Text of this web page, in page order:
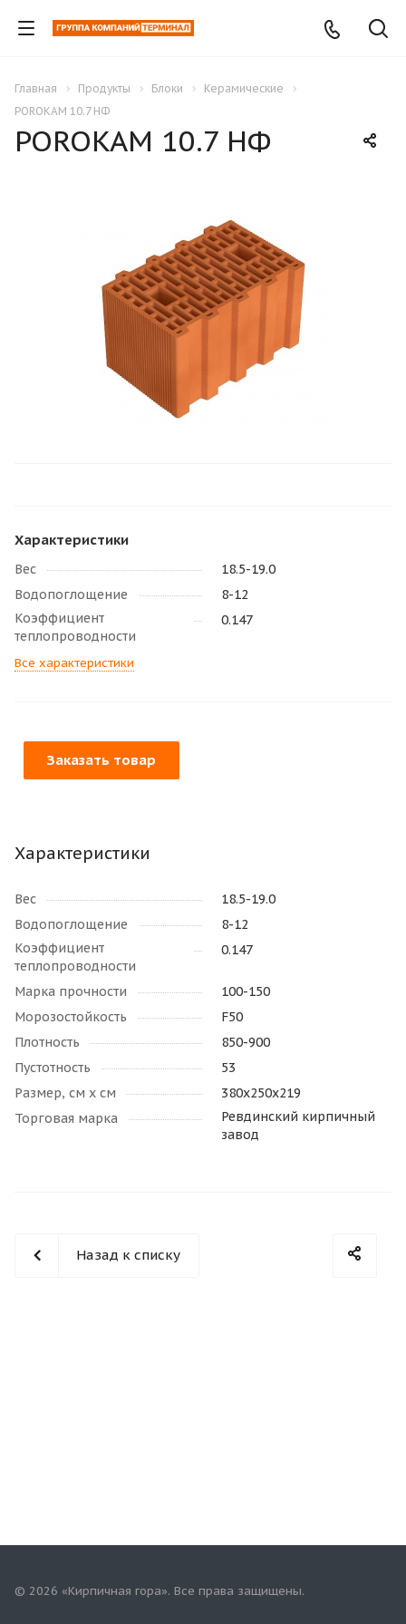
Главная Продукты Блоки
Керамические
POROKAM 10.7 НФ
POROKAM 10.7 НФ
Характеристики
Вес
18.5-19.0
Водопоглощение
8-12
Коэффициент
теплопроводности
0.147
Все характеристики
Заказать товар
Характеристики
Вес
18.5-19.0
Водопоглощение
8-12
Коэффициент
теплопроводности
0.147
Марка прочности
100-150
Морозостойкость
F50
Плотность
850-900
Пустотность
53
Размер, см х см
380х250х219
Торговая марка
Ревдинский кирпичный
завод
Назад к списку
© 2026 «Кирпичная гора». Все права защищены.